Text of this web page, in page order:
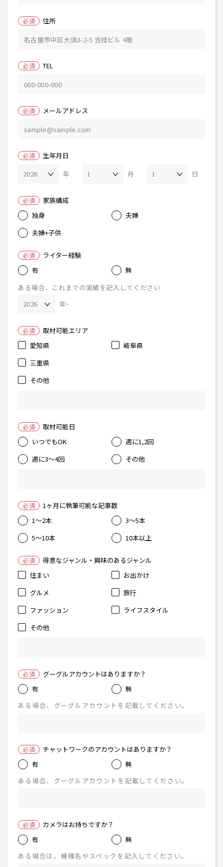
必須 住所
必須 TEL
必須 メールアドレス
必須
生年月日
年
月 日
必須
家族構成
独身
夫婦
夫婦+子供
必須
ライター経験
有
無
ある場合、これまでの実績を記入してください
年~
必須
取材可能エリア
愛知県
岐阜県
三重県
その他
必須
取材可能日
いつでもOK
週に1,2回
週に3〜4回
その他
必須
1ヶ月に執筆可能な記事数
1〜2本
3〜5本
5〜10本
10本以上
必須
得意なジャンル・興味のあるジャンル
住まい
お出かけ
グルメ
旅行
ファッション
ライフスタイル
その他
必須
グーグルアカウントはありますか？
有
無
ある場合、グーグルアカウントを記載してください。
必須
チャットワークのアカウントはありますか？
有
無
ある場合、グーグルアカウントを記載してください。
必須 カメラはお持ちですか？
有
無
ある場合は、機種名やスペックを記入してください。